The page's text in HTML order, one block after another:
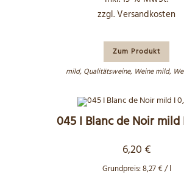
zzgl.Versandkosten
Zum Produkt
mild, Qualitätsweine, Weine mild,
045 I Blanc de Noir mild
6,20 €
Grundpreis:8,27€/l